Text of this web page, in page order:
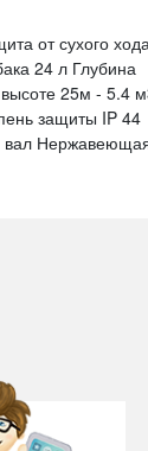
от сухого
24 л Глубина
25м - 5.4
защиты IP 44
вал